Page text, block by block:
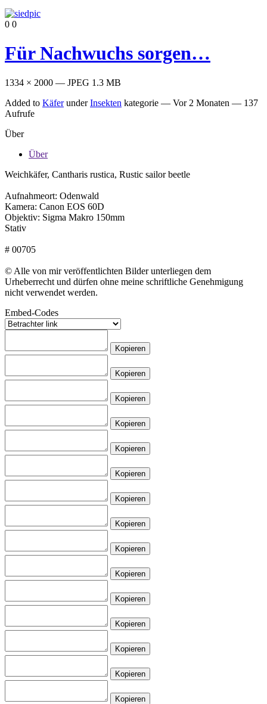
0 0
Für Nachwuchs sorgen…
1334 × 2000 — JPEG 1.3 MB
Added to KäferunderInsekten kategorie — Vor 2 Monaten — 137
Aufrufe
Über
Über
Weichkäfer, Cantharis rustica, Rustic sailor beetle
Aufnahmeort: Odenwald
Kamera: Canon EOS 60D
Objektiv: Sigma Makro 150mm
Stativ
# 00705
© Alle von mir veröffentlichten Bilder unterliegen dem
Urheberrecht und dürfen ohne meine schriftliche Genehmigung
nicht verwendet werden.
Embed-Codes
Kopieren
Kopieren
Kopieren
Kopieren
Kopieren
Kopieren
Kopieren
Kopieren
Kopieren
Kopieren
Kopieren
Kopieren
Kopieren
Kopieren
Kopieren